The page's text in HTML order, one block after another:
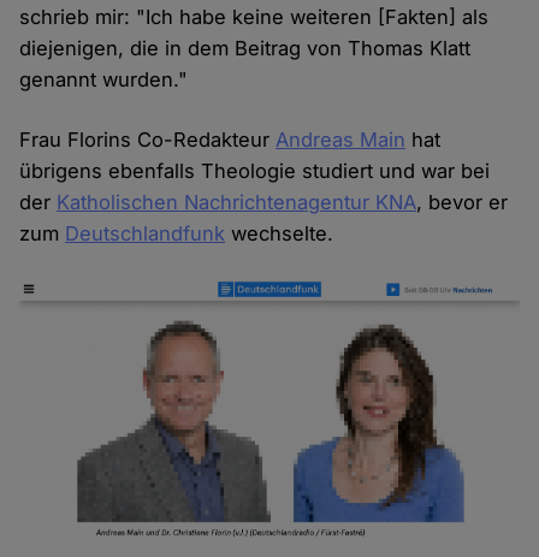
schrieb mir: "Ich habe keine weiteren [Fakten] als
diejenigen, die in dem Beitrag von Thomas Klatt
genannt wurden."
Frau Florins Co-RedakteurAndreas Main hat
übrigens ebenfalls Theologie studiert und war bei
der Katholischen Nachrichtenagentur KNA, bevor er
zum Deutschlandfunk wechselte.